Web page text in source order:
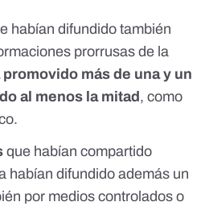
habían difundido también
prorrusas de la
más de una y un
al menos la mitad, como
que habían compartido
habían difundido además un
por medios controlados o